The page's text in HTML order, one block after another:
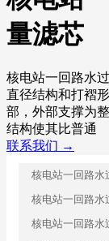
量滤芯
核电站一回路水
直径结构和打褶
部，外部支撑为
结构使其比普通
联系我们 →
核电站一回路水
核电站一回路水
核电站一回路水